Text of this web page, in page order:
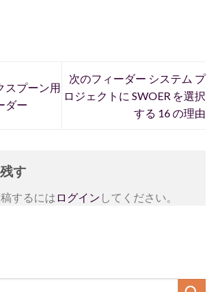
スプーン用
ダー
次のフィーダー システム プ
ロジェクトに SWOER を選択
する 16 の理由
す
するには ログイン してください。